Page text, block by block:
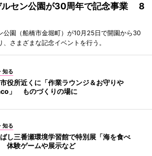
ルセン公園が30周年で記念事業 8
公園（船橋市金堀町）が10月25日で開園から30
さまざまな記念イベントを行う。
知る
役所近くに「作業ラウンジ＆お守りや
」 ものづくりの場に
知る
し三番瀬環境学習館で特別展「海を食べ
体験ゲームや展示など